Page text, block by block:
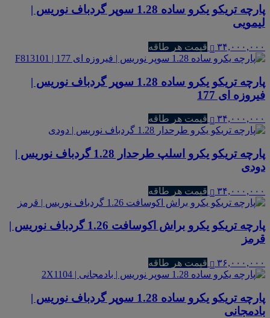
پارچه تریکو یکرو ساده 1.28 سوپر گردباف نوریس |
لیمویی
۳۴,۰۰۰,۰۰۰ قیمت هر طاقه
پارچه تریکو یکرو ساده 1.28 سوپر گردباف نوریس |
فیروزه ای 177
۳۴,۰۰۰,۰۰۰ قیمت هر طاقه
پارچه تریکو یکرو اسلپ طرحدار 1.28 گردباف نوریس |
دودی
۳۴,۰۰۰,۰۰۰ قیمت هر طاقه
پارچه تریکو یکرو براش اکوسافت 1.26 گردباف نوریس |
قرمز
۳۶,۰۰۰,۰۰۰ قیمت هر طاقه
پارچه تریکو یکرو ساده 1.28 سوپر گردباف نوریس |
بادمجانی